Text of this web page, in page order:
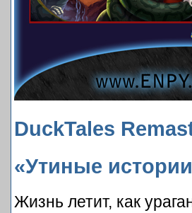
DuckTales
«Утиные
Жизнь летит, как